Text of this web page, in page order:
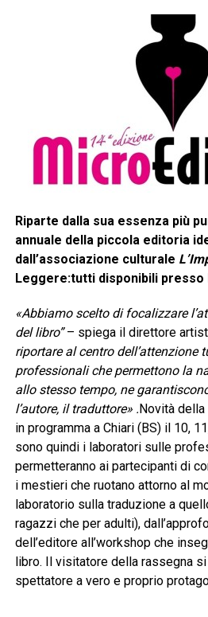
Riparte dalla sua essenza più
annuale della piccola editoria
dall’associazione culturale
Leggere:tutti disponibili presso
«Abbiamo scelto di focalizzare
del libro”– spiega il direttore
riportare al centro dell’attenzione
professionali che permettono la
allo stesso tempo, ne
l’autore, il traduttore» . Novità
in programma a Chiari (BS) il 10,
sono quindi i laboratori sulle
permetteranno ai partecipanti di
i mestieri che ruotano attorno al
laboratorio sulla traduzione a
ragazzi che per adulti),
dell’editore all’workshop che
libro. Il visitatore della rassegna
spettatore a vero e proprio